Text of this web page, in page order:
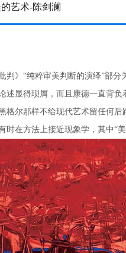
艺术-陈剑澜
判》“纯粹审美判断的演绎”部
述显得琐屑，而且康德一直背
格尔那样不给现代艺术留任何
时在方法上接近现象学，其中